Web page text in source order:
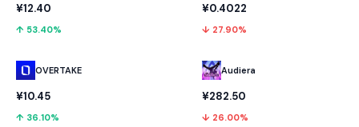
¥12.40
↑ 53.40%
OVERTAKE
¥10.45
↑ 36.10%
¥0.4022
↓ 27.90%
Audiera
¥282.50
↓ 26.00%